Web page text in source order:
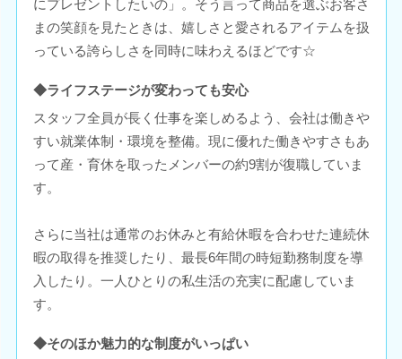
にプレゼントしたいの」。そう言って商品を選ぶお客さ
まの笑顔を見たときは、嬉しさと愛されるアイテムを扱
っている誇らしさを同時に味わえるほどです☆
◆ライフステージが変わっても安心
スタッフ全員が長く仕事を楽しめるよう、会社は働きや
すい就業体制・環境を整備。現に優れた働きやすさもあ
って産・育休を取ったメンバーの約9割が復職していま
す。
さらに当社は通常のお休みと有給休暇を合わせた連続休
暇の取得を推奨したり、最長6年間の時短勤務制度を導
入したり。一人ひとりの私生活の充実に配慮していま
す。
◆そのほか魅力的な制度がいっぱい